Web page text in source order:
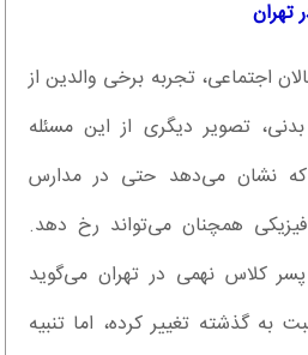
تهران
اجتماعی، تجربه برخی والدین از
تصویر دیگری از این مسئله
که نشان می‌دهد حتی در مدارس
همچنان می‌تواند رخ دهد.
کلاس نهمی در تهران می‌گوید
گذشته تغییر کرده، اما تنبیه